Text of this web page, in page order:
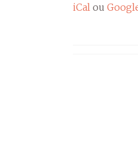
iCal ou